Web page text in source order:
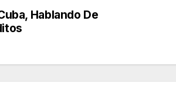
Hablando De